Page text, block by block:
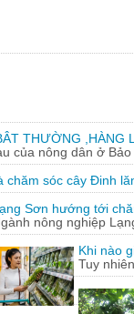
THƯỜNG
của nông dân ở
chăm sóc cây Đinh
Sơn hướng tới
nông nghiệp
Khi nào
Tuy